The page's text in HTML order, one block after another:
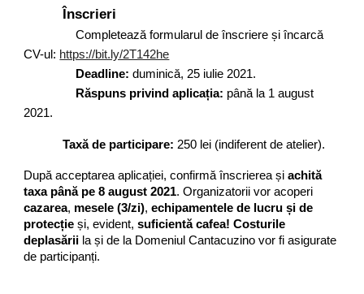
Înscrieri
Completează formularul de înscriere și încarcă
CV-ul: https://bit.ly/2T142he
Deadline: duminică, 25 iulie 2021.
Răspuns privind aplicația: până la 1 august
2021.
Taxă de participare: 250 lei (indiferent de atelier).
După acceptarea aplicației, confirmă înscrierea șiachită
taxa până pe 8 august 2021. Organizatorii vor acoperi
cazarea, mesele (3/zi),echipamentele de lucru și de
protecție și, evident,suficientă cafea! Costurile
deplasării la și de la Domeniul Cantacuzino vor fi asigurate
de participanți.